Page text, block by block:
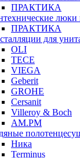
ПРАКТИКА
люки
ПРАКТИКА
для
OLI
TECE
VIEGA
Geberit
GROHE
Cersanit
Villeroy & Boch
AM.PM
Ника
Terminus